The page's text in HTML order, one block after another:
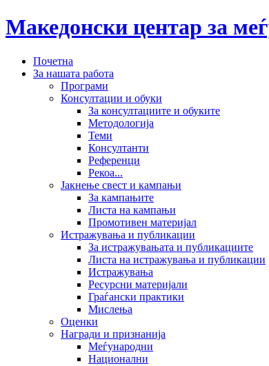
Македонски центар за
Почетна
За нашата работа
Програми
Консултации и обуки
За консултациите и обуките
Методологија
Теми
Консултанти
Референци
Рекоа...
Јакнење свест и кампањи
За кампањите
Листа на кампањи
Промотивен материјал
Истражувања и публикации
За истражувањата и публикациите
Листа на истражувања и публикации
Истражувања
Ресурсни материјали
Граѓански практики
Мислења
Оценки
Награди и признанија
Меѓународни
Национални